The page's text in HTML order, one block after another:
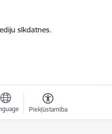
sīkdatnes.
Piekļūstamība